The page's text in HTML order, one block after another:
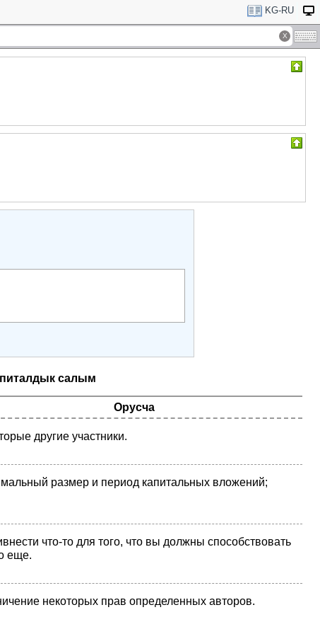
KG-RU
салым
Орусча
другие участники.
размер и период капитальных вложений;
что-то для того, что вы должны способствовать
еще.
некоторых прав определенных авторов.